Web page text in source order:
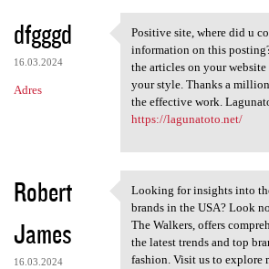
dfgggd
16.03.2024
Adres
Positive site, where
Positive site, where did u
information on this
the articles on your
your style. Thanks a
the effective work.
https://lagunatoto.net/
Robert
James
16.03.2024
Looking for insights
Looking for insights into
brands in the USA? Look
The Walkers, offers
the latest trends and top
fashion. Visit us to explore